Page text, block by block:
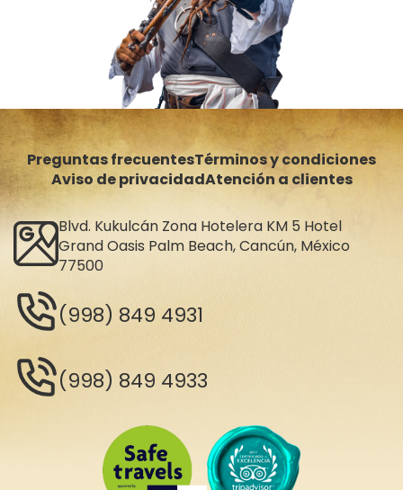
Preguntas frecuentesTérminos y condiciones
Aviso de privacidadAtención a clientes
Blvd. Kukulcán Zona Hotelera KM 5 Hotel
Grand Oasis Palm Beach, Cancún, México
77500
(998) 849 4931
(998) 849 4933